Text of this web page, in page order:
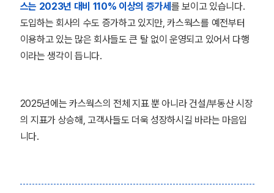
스는 2023년 대비 110% 이상의 증가세를 보이고 있습니다.
도입하는 회사의 수도 증가하고 있지만, 카스웍스를 예전부터
이용하고 있는 많은 회사들도 큰 탈 없이 운영되고 있어서 다행
이라는 생각이 듭니다.
2025년에는 카스웍스의 전체 지표 뿐 아니라 건설/부동산 시장
의 지표가 상승해, 고객사들도 더욱 성장하시길 바라는 마음입
니다.